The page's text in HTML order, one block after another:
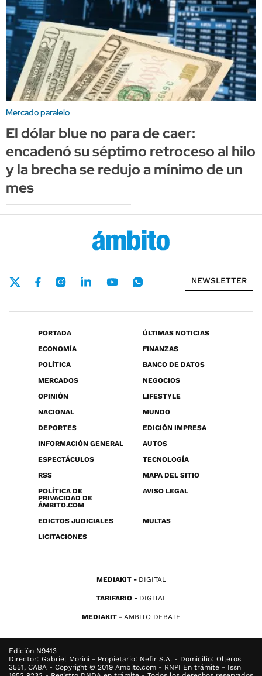
Mercado paralelo
El dólar blue no para de caer:
encadenó su séptimo retroceso al hilo
y la brecha se redujo a mínimo de un
mes
NEWSLETTER
PORTADA
ÚLTIMAS NOTICIAS
ECONOMÍA
FINANZAS
POLÍTICA
BANCO DE DATOS
MERCADOS
NEGOCIOS
OPINIÓN
LIFESTYLE
NACIONAL
MUNDO
DEPORTES
EDICIÓN IMPRESA
INFORMACIÓN GENERAL
AUTOS
ESPECTÁCULOS
TECNOLOGÍA
RSS
MAPA DEL SITIO
POLÍTICA DE
PRIVACIDAD DE
ÁMBITO.COM
AVISO LEGAL
EDICTOS JUDICIALES
MULTAS
LICITACIONES
MEDIAKIT DIGITAL
TARIFARIO DIGITAL
MEDIAKIT AMBITO DEBATE
Edición N9413
Director: Gabriel Morini - Propietario: Nefir S.A. - Domicilio: Olleros
3551, CABA - Copyright © 2019 Ambito.com - RNPI En trámite - Issn